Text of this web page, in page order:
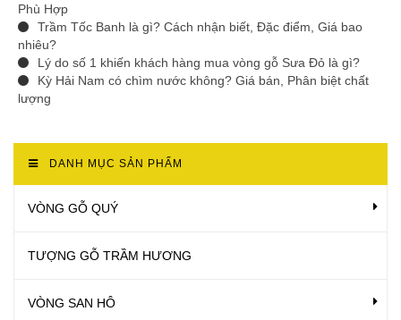
Phù Hợp
Trầm Tốc Banh là gì? Cách nhận biết, Đặc điểm, Giá bao
nhiêu?
Lý do số 1 khiến khách hàng mua vòng gỗ Sưa Đỏ là gì?
Kỳ Hải Nam có chìm nước không? Giá bán, Phân biệt chất
lượng
DANH MỤC SẢN PHẨM
VÒNG GỖ QUÝ
TƯỢNG GỖ TRẦM HƯƠNG
VÒNG SAN HÔ